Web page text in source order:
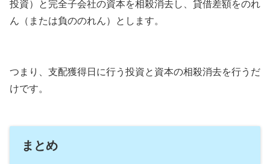
投資）と完全子会社の資本を相殺消去し、貸借差額をのれ
ん（または負ののれん）とします。
つまり、支配獲得日に行う投資と資本の相殺消去を行うだ
けです。
まとめ